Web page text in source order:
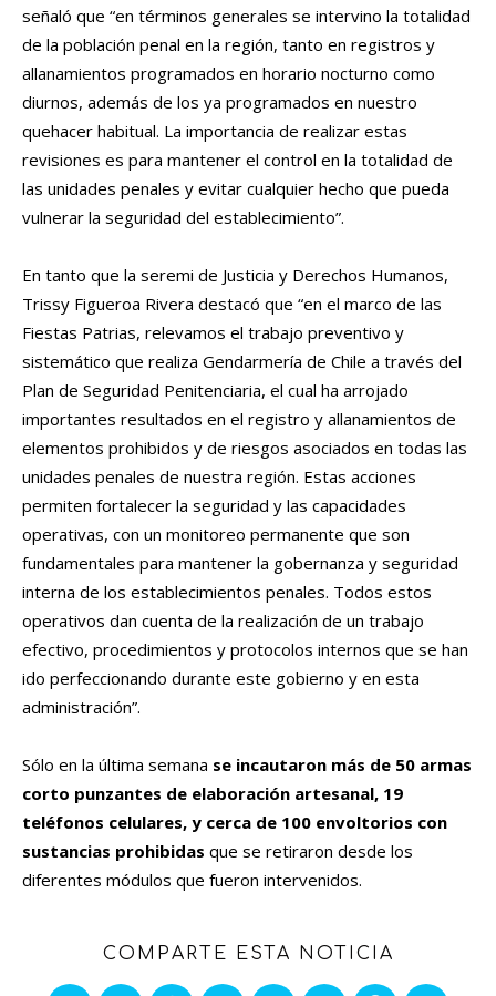
señaló que “en términos generales se intervino la totalidad
de la población penal en la región, tanto en registros y
allanamientos programados en horario nocturno como
diurnos, además de los ya programados en nuestro
quehacer habitual. La importancia de realizar estas
revisiones es para mantener el control en la totalidad de
las unidades penales y evitar cualquier hecho que pueda
vulnerar la seguridad del establecimiento”.
En tanto que la seremi de Justicia y Derechos Humanos,
Trissy Figueroa Rivera destacó que “en el marco de las
Fiestas Patrias, relevamos el trabajo preventivo y
sistemático que realiza Gendarmería de Chile a través del
Plan de Seguridad Penitenciaria, el cual ha arrojado
importantes resultados en el registro y allanamientos de
elementos prohibidos y de riesgos asociados en todas las
unidades penales de nuestra región. Estas acciones
permiten fortalecer la seguridad y las capacidades
operativas, con un monitoreo permanente que son
fundamentales para mantener la gobernanza y seguridad
interna de los establecimientos penales. Todos estos
operativos dan cuenta de la realización de un trabajo
efectivo, procedimientos y protocolos internos que se han
ido perfeccionando durante este gobierno y en esta
administración”.
Sólo en la última semana se incautaron más de 50 armas
corto punzantes de elaboración artesanal, 19
teléfonos celulares, y cerca de 100 envoltorios con
sustancias prohibidas que se retiraron desde los
diferentes módulos que fueron intervenidos.
COMPARTE ESTA NOTICIA